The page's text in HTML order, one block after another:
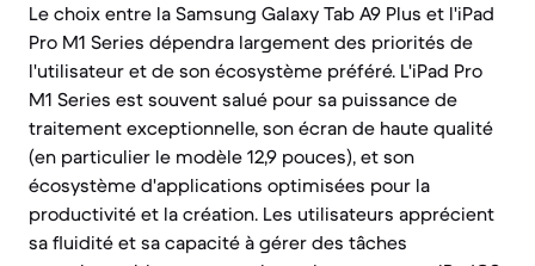
Le choix entre la Samsung Galaxy Tab A9 Plus et l'iPad
Pro M1 Series dépendra largement des priorités de
l'utilisateur et de son écosystème préféré. L'iPad Pro
M1 Series est souvent salué pour sa puissance de
traitement exceptionnelle, son écran de haute qualité
(en particulier le modèle 12,9 pouces), et son
écosystème d'applications optimisées pour la
productivité et la création. Les utilisateurs apprécient
sa fluidité et sa capacité à gérer des tâches